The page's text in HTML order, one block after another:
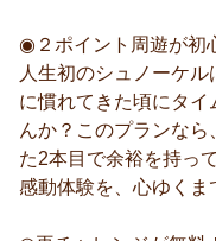
◉２ポイント周遊が初
人生初のシュノーケ
に慣れてきた頃にタ
んか？このプランな
た2本目で余裕を持っ
感動体験を、心ゆくま